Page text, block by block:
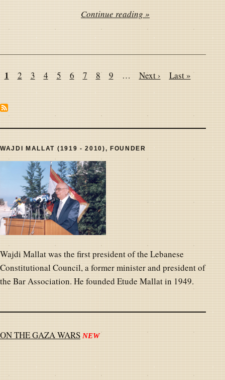
Continue reading »
Pagination
Page
1 Page
2 Page
3 Page
4 Page
5 Page
6 Page
7 Page
8 Page
9 …
Next
Next ›
Last
Last »
WAJDI MALLAT (1919 - 2010), FOUNDER
Wajdi Mallat was the first president of the Lebanese
Constitutional Council, a former minister and president of
the Bar Association. He founded Etude Mallat in 1949.
ON THE GAZA WARS NEW